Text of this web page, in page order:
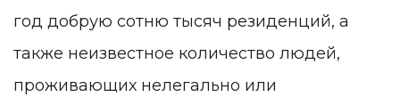
год добрую сотню тысяч резиденций, а
также неизвестное количество людей,
проживающих нелегально или